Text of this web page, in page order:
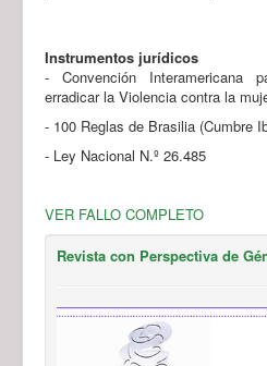
Instrumentos jurídicos
- Convención Interamericana
erradicar la Violencia contra la
- 100 Reglas de Brasilia (Cumbre
- Ley Nacional N.º 26.485
VER FALLO COMPLETO
Revista con Perspectiva de